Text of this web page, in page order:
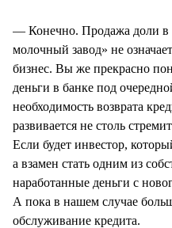
— Конечно. Продажа доли
молочный завод» не
бизнес. Вы же прекрасно
деньги в банке под
необходимость возврата
развивается не столь
Если будет инвестор,
а взамен стать одним из
наработанные деньги с
А пока в нашем случае
обслуживание кредита.